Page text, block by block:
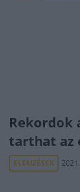
Rekordok
tarthat az
ELEMZÉSEK